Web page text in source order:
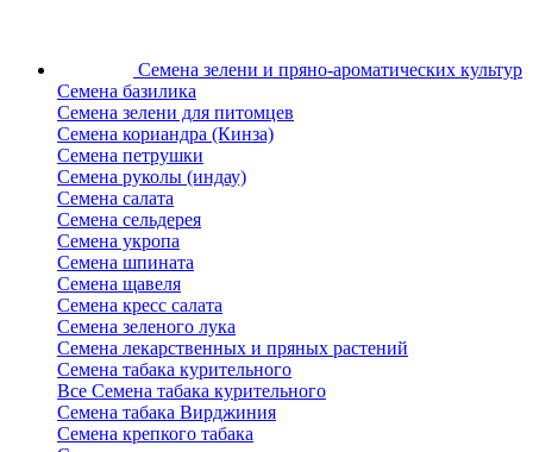
Семена зелени и пряно-ароматических культур
Семена базилика
Семена зелени для питомцев
Семена кориандра (Кинза)
Семена петрушки
Семена руколы (индау)
Семена салата
Семена сельдерея
Семена укропа
Семена шпината
Семена щавеля
Семена кресс салата
Семена зеленого лука
Семена лекарственных и пряных растений
Семена табака курительного
Все Семена табака курительного
Семена табака Вирджиния
Семена крепкого табака